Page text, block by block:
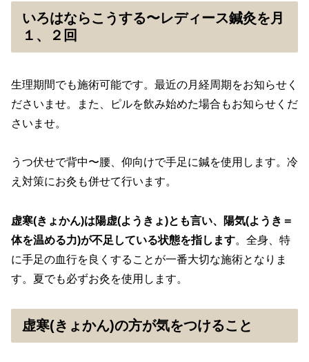
いろはならこうする〜レディース鍼灸を月
１、２回
生理期間でも施術可能です。最近の月経周期をお知らせく
ださいませ。また、ピルを飲み始めた場合もお知らせくだ
さいませ。
うつ伏せで背中〜腰、仰向けで手足に鍼を使用します。冷
え対策にお灸も併せて行います。
虚寒(きょかん)は陽虚(ようきょ)とも言い、陽気(ようき＝
体を温める力)が不足している状態を指します。全身、特
に手足の血行を良くすることが一番大切な施術となりま
す。夏でも必ずお灸を使用します。
虚寒(きょかん)の方が気をつけること